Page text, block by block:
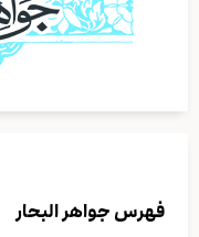
فهرس جواهر البحار